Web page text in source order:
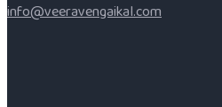
info@veeravengaikal.com